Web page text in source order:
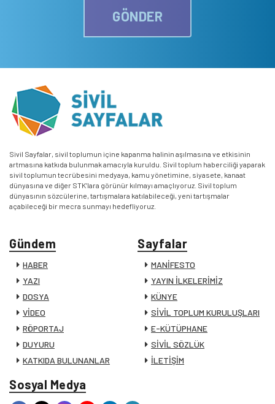
GÖNDER
Sivil Sayfalar, sivil toplumun içine kapanma halinin aşılmasına ve etkisinin
artmasına katkıda bulunmak amacıyla kuruldu. Sivil toplum haberciliği yaparak
sivil toplumun tecrübesini medyaya, kamu yönetimine, siyasete, kanaat
dünyasına ve diğer STK’lara görünür kılmayı amaçlıyoruz. Sivil toplum
dünyasının sözcülerine, tartışmalara katılabileceği, yeni tartışmalar
açabileceği bir mecra sunmayı hedefliyoruz.
Gündem
HABER
YAZI
DOSYA
VİDEO
RÖPORTAJ
DUYURU
KATKIDA BULUNANLAR
Sayfalar
MANİFESTO
YAYIN İLKELERİMİZ
KÜNYE
SİVİL TOPLUM KURULUŞLARI
E-KÜTÜPHANE
SİVİL SÖZLÜK
İLETİŞİM
Sosyal Medya